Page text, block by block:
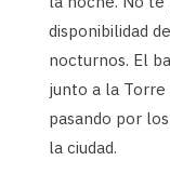
disponibilidad
nocturnos. El
junto a la
pasando por
la ciudad.